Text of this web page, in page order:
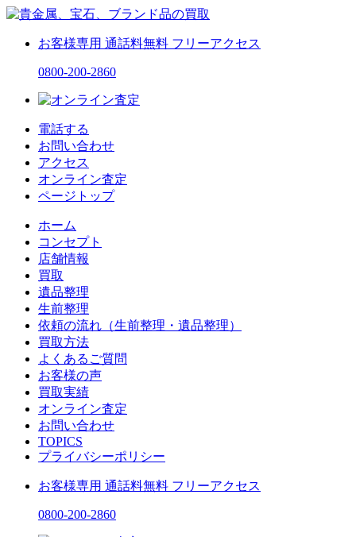
お客様専用 通話料無料 フリーアクセス
0800-200-2860
電話する
お問い合わせ
アクセス
オンライン査定
ページトップ
ホーム
コンセプト
店舗情報
買取
遺品整理
生前整理
依頼の流れ（生前整理・遺品整理）
買取方法
よくあるご質問
お客様の声
買取実績
オンライン査定
お問い合わせ
TOPICS
プライバシーポリシー
お客様専用 通話料無料 フリーアクセス
0800-200-2860